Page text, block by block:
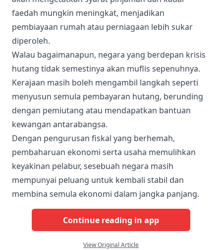
faedah mungkin meningkat, menjadikan
pembiayaan rumah atau perniagaan lebih sukar
diperoleh.
Walau bagaimanapun, negara yang berdepan krisis
hutang tidak semestinya akan muflis sepenuhnya.
Kerajaan masih boleh mengambil langkah seperti
menyusun semula pembayaran hutang, berunding
dengan pemiutang atau mendapatkan bantuan
kewangan antarabangsa.
Dengan pengurusan fiskal yang berhemah,
pembaharuan ekonomi serta usaha memulihkan
keyakinan pelabur, sesebuah negara masih
mempunyai peluang untuk kembali stabil dan
membina semula ekonomi dalam jangka panjang.
Continue reading in app
View Original Article